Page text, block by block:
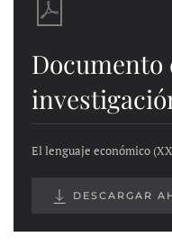
Documento
El lenguaje económico
DESCARGAR